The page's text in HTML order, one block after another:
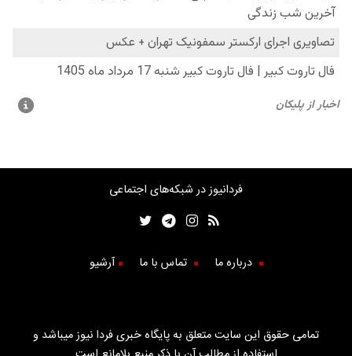
فردانیوز در شبکه‌های اجتماعی
درباره ما تماس با ما آرشیو
تمامی حقوق این سایت متعلق به پایگاه خبری فردا نیوز میباشد و